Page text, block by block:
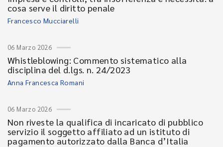
cosa serve il diritto penale
Francesco Mucciarelli
06 Marzo 2026
Whistleblowing: Commento sistematico alla
disciplina del d.lgs. n. 24/2023
Anna Francesca Romani
06 Marzo 2026
Non riveste la qualifica di incaricato di pubblico
servizio il soggetto affiliato ad un istituto di
pagamento autorizzato dalla Banca d’Italia